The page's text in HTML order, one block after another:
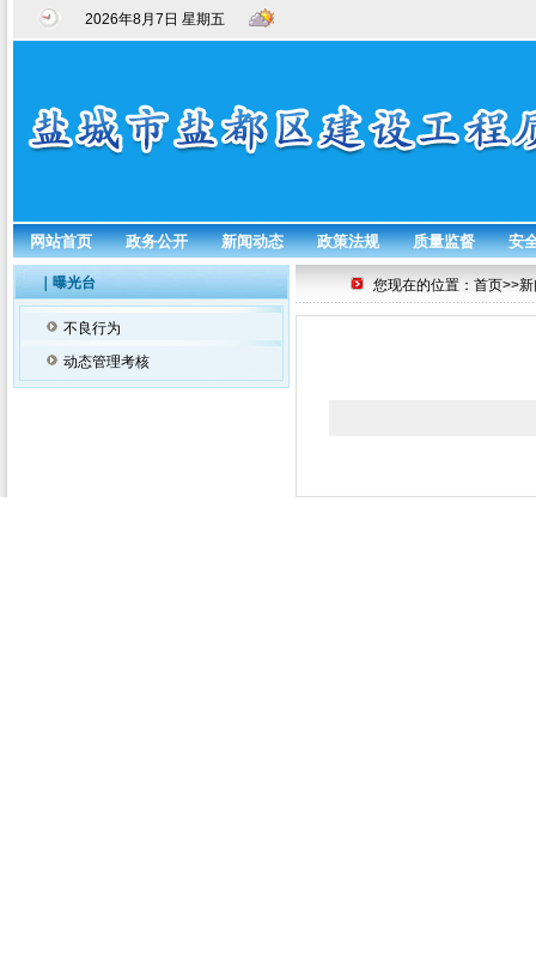
2026年8月7日 星期五
网站首页 政务公开 新闻动态 政策法规 质量监督 安
｜曝光台
不良行为
动态管理考核
您现在的位置：首页>>